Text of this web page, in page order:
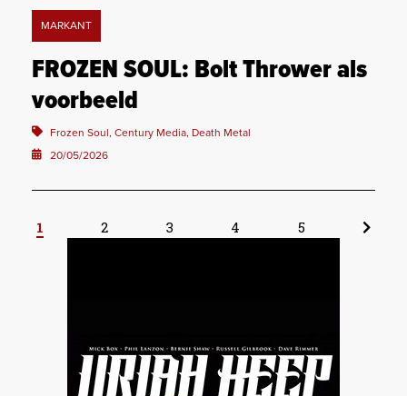
MARKANT
FROZEN SOUL: Bolt Thrower als
voorbeeld
Frozen Soul, Century Media, Death Metal
20/05/2026
1 2 3 4 5